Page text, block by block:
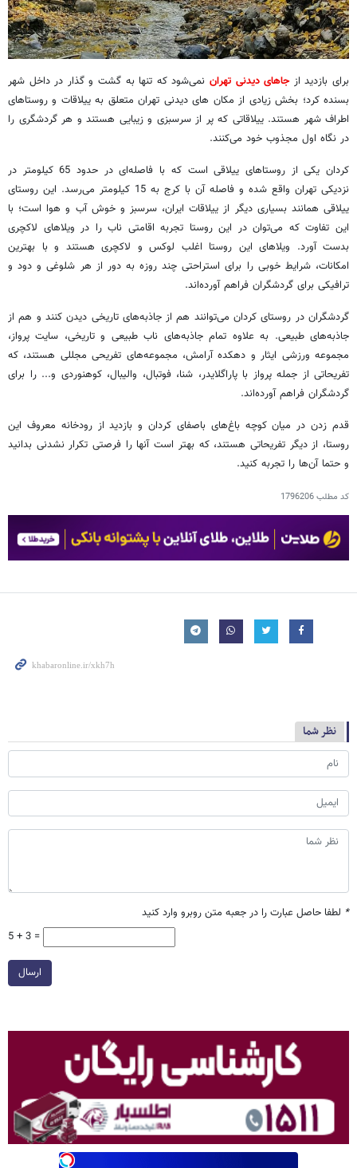
برای بازدید ازجاهای دیدنی تهران نمی‌شود که تنها به گشت و گذار در داخل شهر
بسنده کرد؛ بخش زیادی از مکان های دیدنی تهران متعلق به ییلاقات و روستاهای
اطراف شهر هستند. ییلاقاتی که پر از سرسبزی و زیبایی هستند و هر گردشگری را
در نگاه اول مجذوب خود می‌کنند.
کردان یکی از روستاهای ییلاقی است که با فاصله‌ای در حدود 65 کیلومتر در
نزدیکی تهران واقع شده و فاصله آن با کرج به 15 کیلومتر می‌رسد. این روستای
ییلاقی همانند بسیاری دیگر از ییلاقات ایران، سرسبز و خوش آب و هوا است؛ با
این تفاوت که می‌توان در این روستا تجربه اقامتی ناب را در ویلاهای لاکچری
بدست آورد. ویلاهای این روستا اغلب لوکس و لاکچری هستند و با بهترین
امکانات، شرایط خوبی را برای استراحتی چند روزه به دور از هر شلوغی و دود و
ترافیکی برای گردشگران فراهم آورده‌اند.
گردشگران در روستای کردان می‌توانند هم از جاذبه‌های تاریخی دیدن کنند و هم از
جاذبه‌های طبیعی. به علاوه تمام جاذبه‌های ناب طبیعی و تاریخی، سایت پرواز،
مجموعه ورزشی ایثار و دهکده آرامش، مجموعه‌های تفریحی مجللی هستند، که
تفریحاتی از جمله پرواز با پاراگلایدر، شنا، فوتبال، والیبال، کوهنوردی و... را برای
گردشگران فراهم آورده‌اند.
قدم زدن در میان کوچه‌ باغ‌های باصفای کردان و بازدید از رودخانه معروف این
روستا، از دیگر تفریحاتی هستند، که بهتر است آنها را فرصتی تکرار نشدنی بدانید
و حتما آن‌ها را تجربه کنید.
کد مطلب1796206
نظر شما
* لطفا حاصل عبارت را در جعبه متن روبرو وارد کنید
5 + 3 =
ارسال